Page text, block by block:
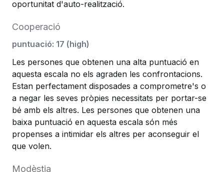
oportunitat d'auto-realització.
Cooperació
puntuació: 17 (high)
Les persones que obtenen una alta puntuació en
aquesta escala no els agraden les confrontacions.
Estan perfectament disposades a comprometre's o
a negar les seves pròpies necessitats per portar-se
bé amb els altres. Les persones que obtenen una
baixa puntuació en aquesta escala són més
propenses a intimidar els altres per aconseguir el
que volen.
Modèstia